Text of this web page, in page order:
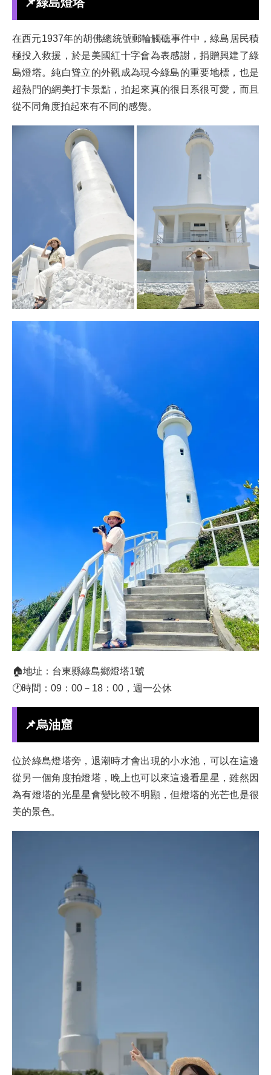
在西元1937年的胡佛總統號郵輪觸礁事件中，綠島居民積
極投入救援，於是美國紅十字會為表感謝，捐贈興建了綠
島燈塔。純白聳立的外觀成為現今綠島的重要地標，也是
超熱門的網美打卡景點，拍起來真的很日系很可愛，而且
從不同角度拍起來有不同的感覺。
🏠地址：台東縣綠島鄉燈塔1號
🕐時間：09：00－18：00，週一公休
📌烏油窟
位於綠島燈塔旁，退潮時才會出現的小水池，可以在這邊
從另一個角度拍燈塔，晚上也可以來這邊看星星，雖然因
為有燈塔的光星星會變比較不明顯，但燈塔的光芒也是很
美的景色。